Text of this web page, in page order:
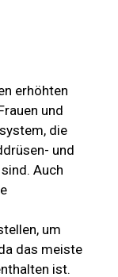
erhöhten
und
die
und
Auch
um
das meiste
ist.